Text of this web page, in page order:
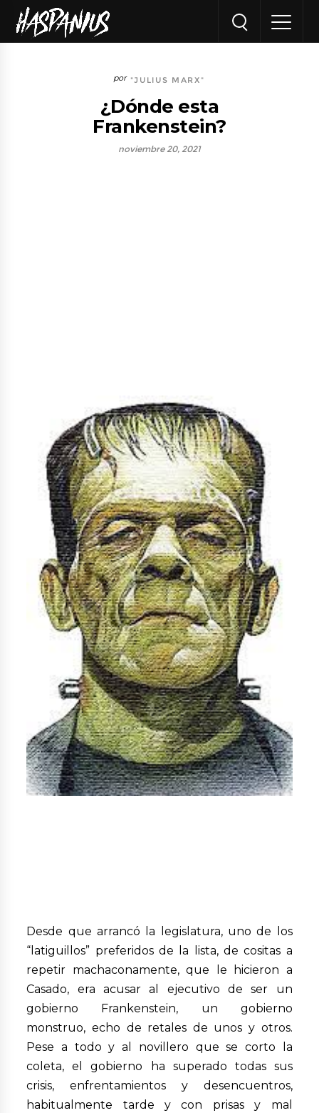
"JULIUS MARX"
¿Dónde esta
Frankenstein?
noviembre 20, 2021
Desde que arrancó la legislatura, uno de los
“latiguillos” preferidos de la lista, de cositas a
repetir machaconamente, que le hicieron a
Casado, era acusar al ejecutivo de ser un
gobierno Frankenstein, un gobierno
monstruo, echo de retales de unos y otros.
Pese a todo y al novillero que se corto la
coleta, el gobierno ha superado todas sus
crisis, enfrentamientos y desencuentros,
habitualmente tarde y con prisas y mal